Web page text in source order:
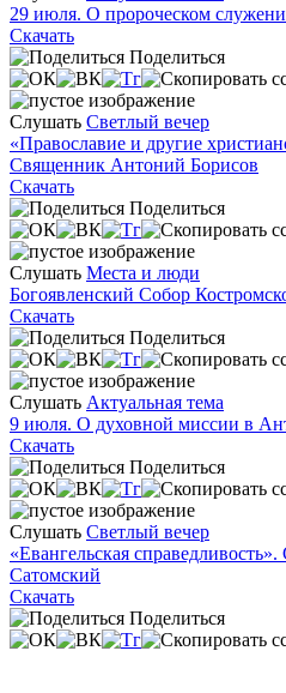
29 июля. О пророческом
Скачать
Поделиться
Слушать Светлый вечер
«Православие и другие
Священник Антоний Борисов
Скачать
Поделиться
Слушать Места и люди
Богоявленский Собор
Скачать
Поделиться
Слушать Актуальная тема
9 июля. О духовной миссии в
Скачать
Поделиться
Слушать Светлый вечер
«Евангельская
Сатомский
Скачать
Поделиться